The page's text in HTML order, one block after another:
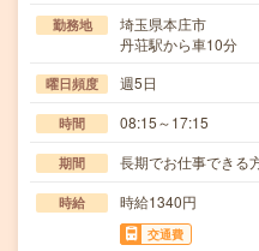
勤務地
埼玉県本庄市
丹荘駅から車10分
曜日頻度 週5日
時間 08:15～17:15
期間 長期でお仕事できる
時給 時給1340円
交通費